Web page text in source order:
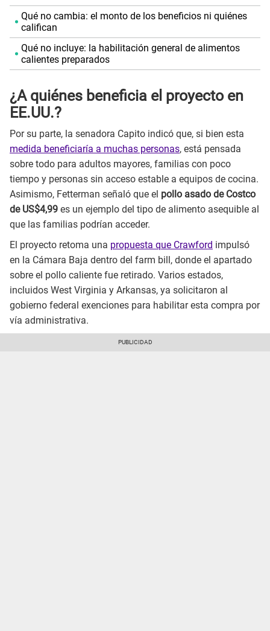
Qué no cambia: el monto de los beneficios ni quiénes
califican
Qué no incluye: la habilitación general de alimentos
calientes preparados
¿A quiénes beneficia el proyecto en
EE.UU.?
Por su parte, la senadora Capito indicó que, si bien esta
medida beneficiaría a muchas personas, está pensada
sobre todo para adultos mayores, familias con poco
tiempo y personas sin acceso estable a equipos de cocina.
Asimismo, Fetterman señaló que el pollo asado de Costco
de US$4,99 es un ejemplo del tipo de alimento asequible al
que las familias podrían acceder.
El proyecto retoma una propuesta que Crawford impulsó
en la Cámara Baja dentro del farm bill, donde el apartado
sobre el pollo caliente fue retirado. Varios estados,
incluidos West Virginia y Arkansas, ya solicitaron al
gobierno federal exenciones para habilitar esta compra por
vía administrativa.